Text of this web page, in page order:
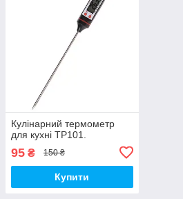
Кулінарний термометр
для кухні TP101.
95 ₴ 150 ₴
Купити